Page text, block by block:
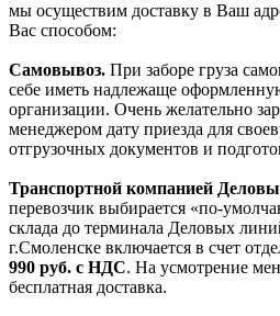
мы осуществим доставку в Ваш
Вас способом:
Самовывоз. При заборе груза
себе иметь надлежаще
организации. Очень желательно
менеджером дату приезда для
отгрузочных документов и
Транспортной компанией
перевозчик выбирается «по-
склада до терминала Деловых
г.Смоленске включается в счет
990 руб. с НДС. На усмотрение
бесплатная доставка.